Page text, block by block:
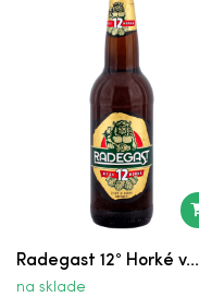
Radegast 12° Horké v...
na sklade